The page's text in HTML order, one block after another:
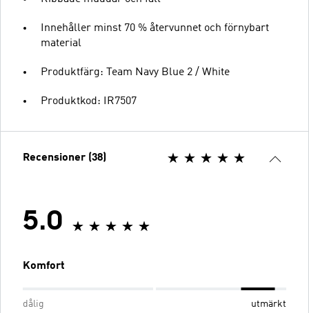
Innehåller minst 70 % återvunnet och förnybart
material
Produktfärg: Team Navy Blue 2 / White
Produktkod: IR7507
Recensioner (38)
5.0
Komfort
dålig utmärkt